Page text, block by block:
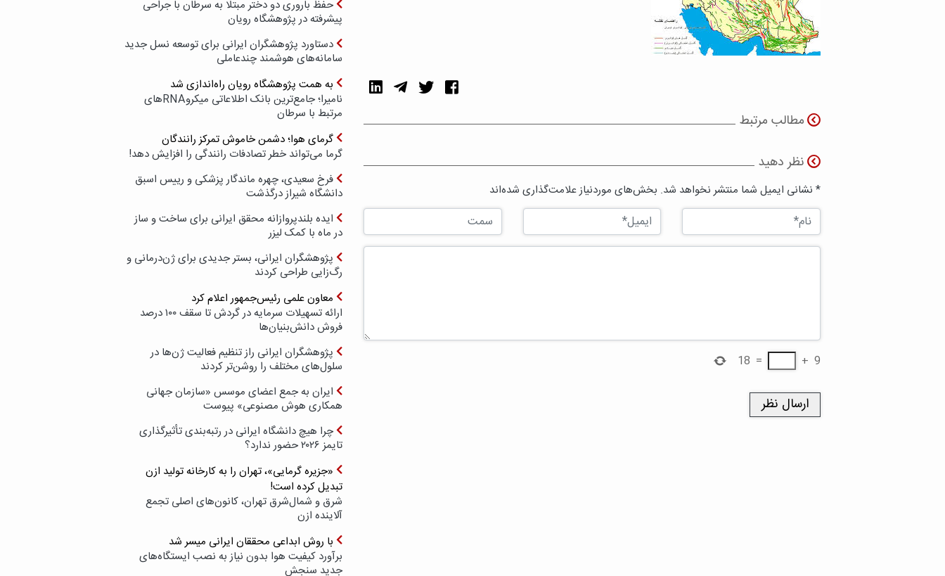
مطالب مرتبط
نظر دهید
* نشانی ایمیل شما منتشر نخواهد شد. بخش‌های موردنیاز علامت‌گذاری شده‌اند
9
+
=
18
حفظ باروری دو دختر مبتلا به سرطان با جراحی
پیشرفته در پژوهشگاه رویان
دستاورد پژوهشگران ایرانی برای توسعه نسل جدید
سامانه‌های هوشمند چندعاملی
به همت پژوهشگاه رویان راه‌اندازی شد
نامیرا؛ جامع‌ترین بانک اطلاعاتی میکروRNAهای
مرتبط با سرطان
گرمای هوا؛ دشمن خاموش تمرکز رانندگان
گرما می‌تواند خطر تصادفات رانندگی را افزایش دهد!
فرخ سعیدی، چهره ماندگار پزشکی و رییس اسبق
دانشگاه شیراز درگذشت
ایده بلندپروازانه محقق ایرانی برای ساخت و ساز
در ماه با کمک لیزر
پژوهشگران ایرانی، بستر جدیدی برای ژن‌درمانی و
رگ‌زایی طراحی کردند
معاون علمی رئیس‌جمهور اعلام کرد
ارائه تسهیلات سرمایه در گردش تا سقف ۱۰۰ درصد
فروش دانش‌بنیان‌ها
پژوهشگران ایرانی راز تنظیم فعالیت ژن‌ها در
سلول‌های مختلف را روشن‌تر کردند
ایران به جمع اعضای موسس «سازمان جهانی
همکاری هوش مصنوعی» پیوست
چرا هیچ دانشگاه ایرانی در رتبه‌بندی تأثیرگذاری
تایمز ۲۰۲۶ حضور ندارد؟
«جزیره گرمایی»، تهران را به کارخانه تولید ازن
تبدیل کرده است!
شرق و شمال‌شرق تهران، کانون‌های اصلی تجمع
آلاینده ازن
با روش ابداعی محققان ایرانی میسر شد
برآورد کیفیت هوا بدون نیاز به نصب ایستگاه‌های
جدید سنجش